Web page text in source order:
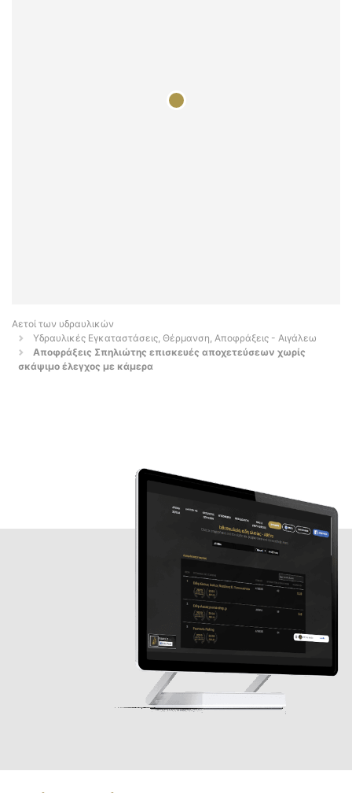
Αετοί των υδραυλικών
Υδραυλικές Εγκαταστάσεις, Θέρμανση, Αποφράξεις - Αιγάλεω
Αποφράξεις Σπηλιώτης επισκευές αποχετεύσεων χωρίς
σκάψιμο έλεγχος με κάμερα